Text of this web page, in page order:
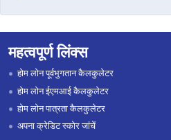
जौनपुर मे बिज़नेस लोन
औरैया मे बिज़नेस लोन
बिजनौर मे बिज़नेस लोन
महत्वपूर्ण लिंक्स
होम लोन पूर्वभुगतान कैलकुलेटर
होम लोन ईएमआई कैलकुलेटर
होम लोन पात्रता कैलकुलेटर
अपना क्रेडिट स्कोर जांचें